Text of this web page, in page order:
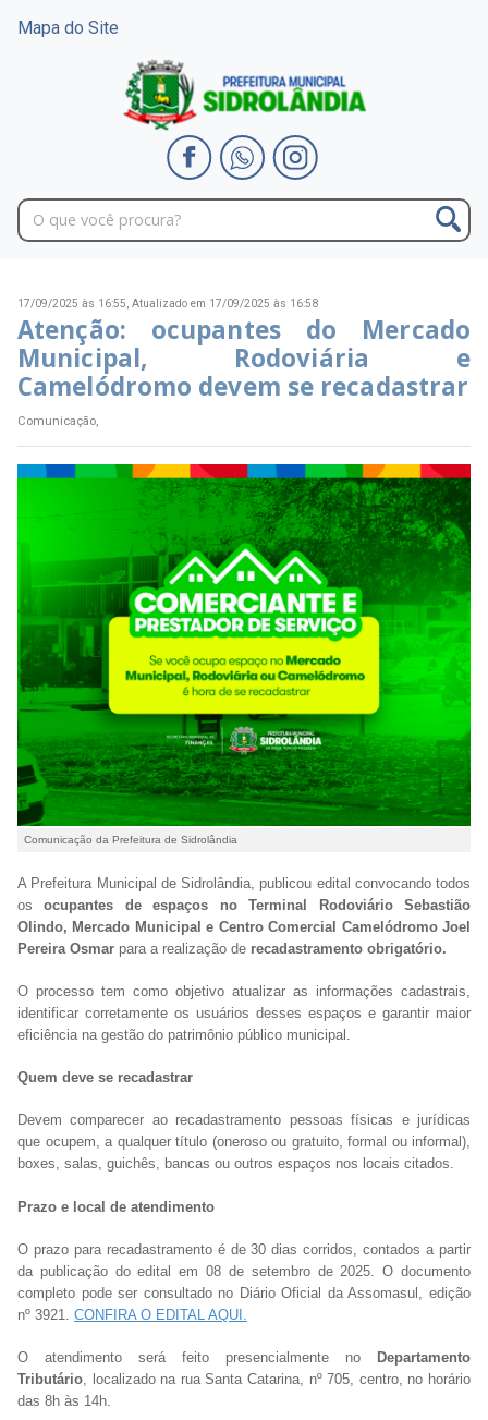
Mapa do Site
17/09/2025 às 16:55, Atualizado em 17/09/2025 às 16:58
Atenção: ocupantes do Mercado
Municipal, Rodoviária e
Camelódromo devem se recadastrar
Comunicação,
Comunicação da Prefeitura de Sidrolândia
A Prefeitura Municipal de Sidrolândia, publicou edital convocando todos
osocupantes de espaços no Terminal Rodoviário Sebastião
Olindo, Mercado Municipal e Centro Comercial Camelódromo Joel
Pereira Osmar para a realização de recadastramento obrigatório.
O processo tem como objetivo atualizar as informações cadastrais,
identificar corretamente os usuários desses espaços e garantir maior
eficiência na gestão do patrimônio público municipal.
Quem deve se recadastrar
Devem comparecer ao recadastramento pessoas físicas e jurídicas
que ocupem, a qualquer título (oneroso ou gratuito, formal ou informal),
boxes, salas, guichês, bancas ou outros espaços nos locais citados.
Prazo e local de atendimento
O prazo para recadastramento é de 30 dias corridos, contados a partir
da publicação do edital em 08 de setembro de 2025. O documento
completo pode ser consultado no Diário Oficial da Assomasul, edição
nº 3921. CONFIRA O EDITAL AQUI.
O atendimento será feito presencialmente no
Departamento
Tributário , localizado na rua Santa Catarina, nº 705, centro, no horário
das 8h às 14h.